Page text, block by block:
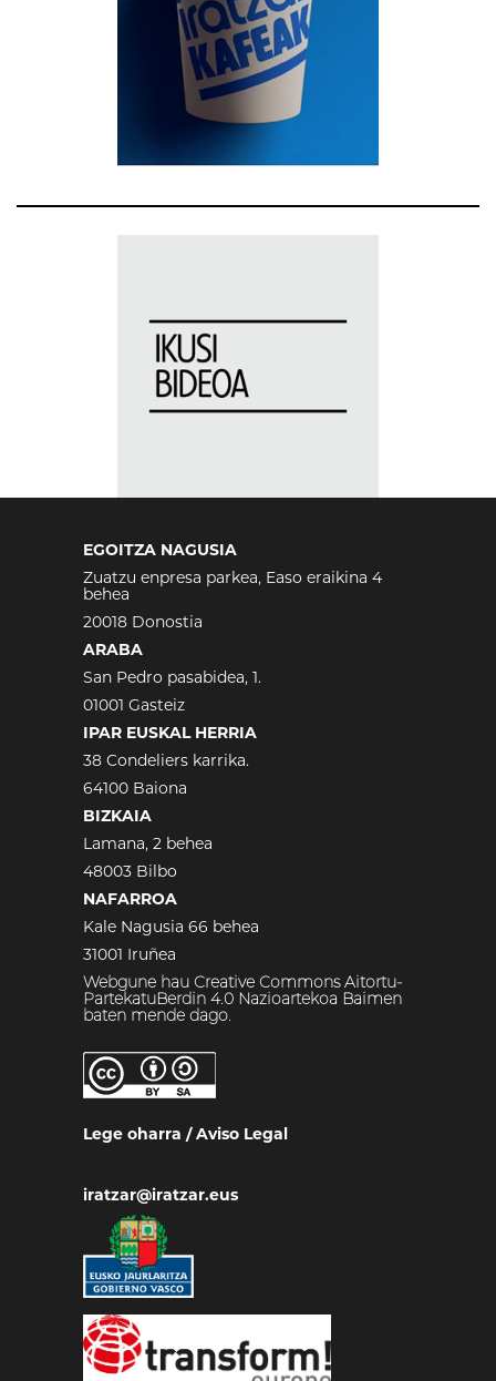
EGOITZA NAGUSIA
Zuatzu enpresa parkea, Easo eraikina 4
behea
20018 Donostia
ARABA
San Pedro pasabidea, 1.
01001 Gasteiz
IPAR EUSKAL HERRIA
38 Condeliers karrika.
64100 Baiona
BIZKAIA
Lamana, 2 behea
48003 Bilbo
NAFARROA
Kale Nagusia 66 behea
31001 Iruñea
Webgune hau Creative Commons Aitortu-
PartekatuBerdin 4.0 Nazioartekoa Baimen
baten mende dago.
Lege oharra /Aviso Legal
iratzar@iratzar.eus